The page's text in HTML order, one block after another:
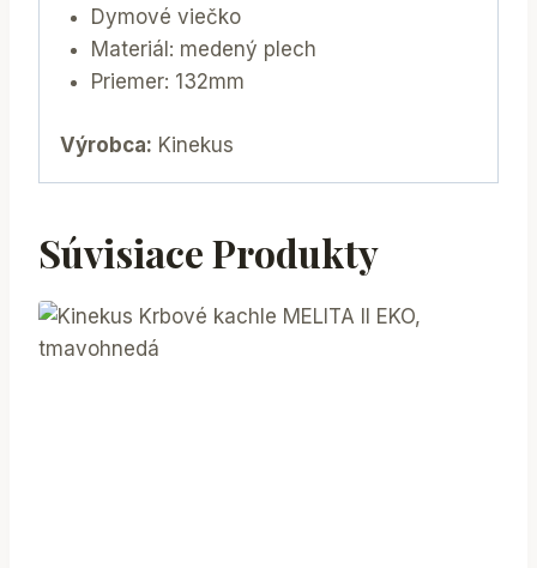
Dymové viečko
Materiál: medený plech
Priemer: 132mm
Výrobca: Kinekus
Súvisiace Produkty